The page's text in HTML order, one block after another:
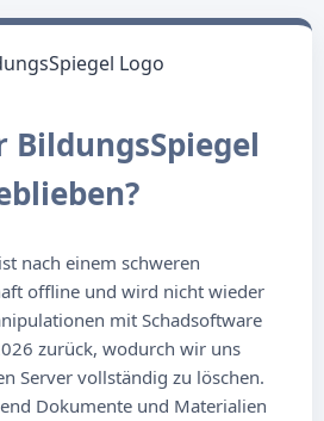
BildungsSpiegel
nach einem schweren
offline und wird nicht wieder
mit Schadsoftware
zurück, wodurch wir uns
Server vollständig zu löschen.
Dokumente und Materialien